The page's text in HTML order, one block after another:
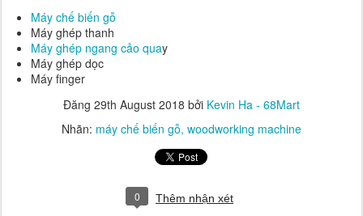
Máy chế biến gỗ
Máy ghép thanh
Máy ghép ngang cảo quay
Máy ghép dọc
Máy finger
Đăng 29th August 2018 bởi Kevin Ha - 68Mart
Nhãn: máy chế biến gỗ woodworking machine
0 Thêm nhận xét